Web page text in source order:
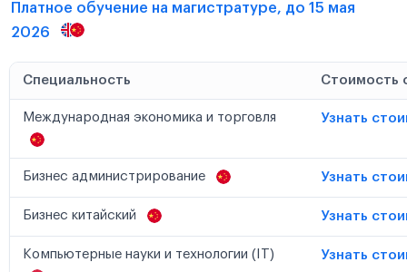
Платное обучение на магистратуре, до 15 мая
2026
Специальность Стоимость
Международная экономика и торговля Узнать
Бизнес администрирование Узнать
Бизнес китайский Узнать
Компьютерные науки и технологии (IT) Узнать